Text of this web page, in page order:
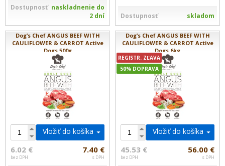
Dostupnosť naskladnenie do
2 dní
Dostupnosť skladom
Dog’s Chef ANGUS BEEF WITH
CAULIFLOWER & CARROT Active
Dogs 500g
Vložiť do košíka
6.02 €
bez DPH
7.40 €
s DPH
Dog’s Chef ANGUS BEEF WITH
CAULIFLOWER & CARROT Active
Dogs 6kg
REGISTR. ZĽAVA
50% DOPRAVA
Vložiť do košíka
45.53 €
bez DPH
56.00 €
s DPH